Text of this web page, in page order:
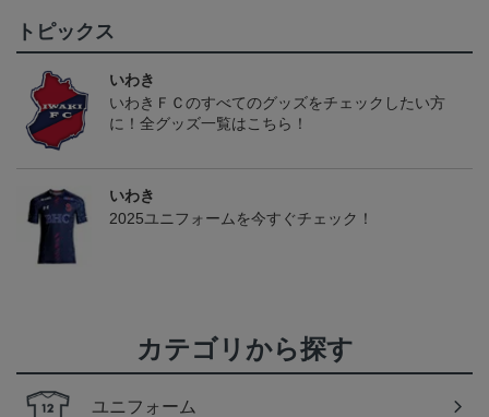
トピックス
いわき
いわきＦＣのすべてのグッズをチェックしたい方
に！全グッズ一覧はこちら！
いわき
2025ユニフォームを今すぐチェック！
カテゴリから探す
ユニフォーム